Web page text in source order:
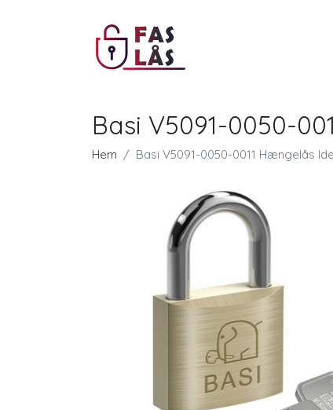
Basi V5091-0050-
Hem Basi V5091-0050-0011 Hængelås